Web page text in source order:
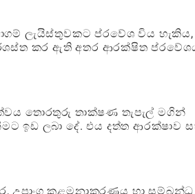
ලැයිස්තුවකට ප්රවේශ විය හැකිය,
කර ඇති අතර ආරක්ෂිත
තොරතුරු තාක්ෂණ තැපැල් මගින්
ඉඩ ලබා දේ. එය දත්ත ආරක්ෂාව
උපාංග කළමනාකරණය හා සම්බන්ධ